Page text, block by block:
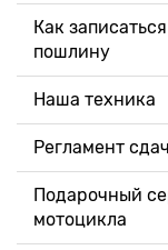
Как
пошлину
Наша техника
Регламент
Подарочный
мотоцикла